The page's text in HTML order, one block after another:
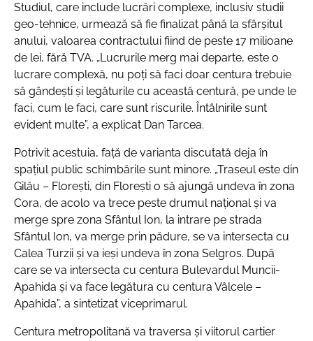
Studiul, care include lucrări complexe, inclusiv studii
geo-tehnice, urmează să fie finalizat până la sfârșitul
anului, valoarea contractului fiind de peste 17 milioane
de lei, fără TVA. „Lucrurile merg mai departe, este o
lucrare complexă, nu poți să faci doar centura trebuie
să gândești și legăturile cu această centură, pe unde le
faci, cum le faci, care sunt riscurile. Întâlnirile sunt
evident multe”, a explicat Dan Tarcea.
Potrivit acestuia, față de varianta discutată deja în
spațiul public schimbările sunt minore. „Traseul este din
Gilău – Florești, din Florești o să ajungă undeva în zona
Cora, de acolo va trece peste drumul național și va
merge spre zona Sfântul Ion, la intrare pe strada
Sfântul Ion, va merge prin pădure, se va intersecta cu
Calea Turzii și va ieși undeva în zona Selgros. După
care se va intersecta cu centura Bulevardul Muncii-
Apahida și va face legătura cu centura Vâlcele –
Apahida”, a sintetizat viceprimarul.
Centura metropolitană va traversa și viitorul cartier